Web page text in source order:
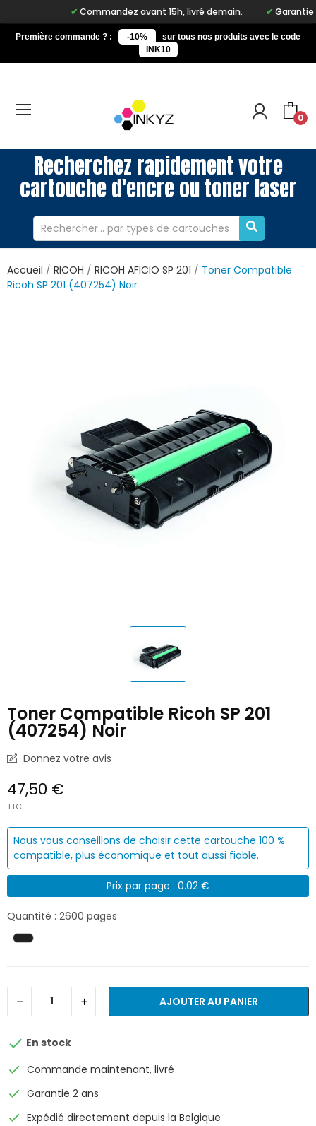
Commandez avant 15h, livré demain. Garantie à
Première commande ? : -10%
sur tous nos produits avec le code
INK10
0
Recherchez rapidement votre
cartouche d'encre ou toner laser
Accueil RICOH RICOH AFICIO SP 201
Toner Compatible
Ricoh SP 201 (407254) Noir
Toner Compatible Ricoh SP 201
(407254) Noir
Donnez votre avis
47,50 €
TTC
Nous vous conseillons de choisir cette cartouche 100 %
compatible, plus économique et tout aussi fiable.
Prix par page : 0.02 €
Quantité : 2600 pages
AJOUTER AU PANIER
 En stock
check Commande maintenant, livré
check Garantie 2 ans
check Expédié directement depuis la Belgique